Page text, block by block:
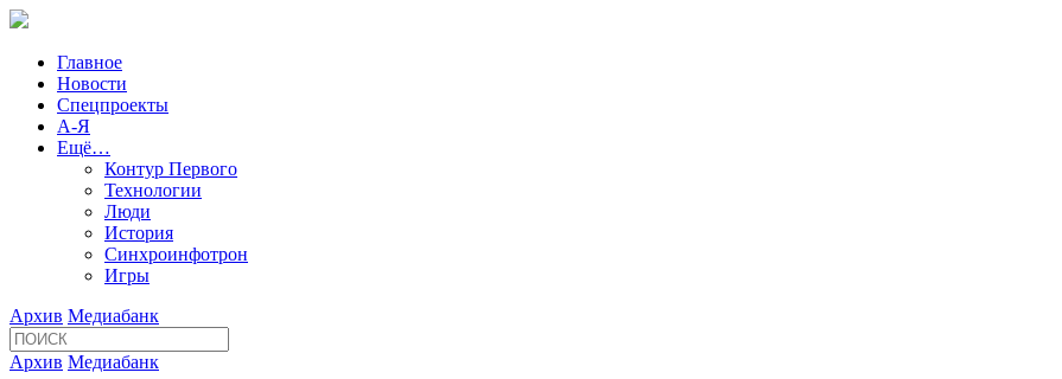
Главное
Новости
Спецпроекты
А-Я
Ещё…
Контур Первого
Технологии
Люди
История
Синхроинфотрон
Игры
Архив Медиабанк
Архив Медиабанк